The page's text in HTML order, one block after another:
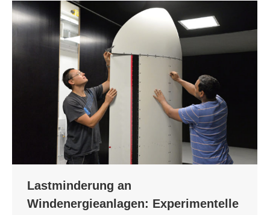
Lastminderung an
Windenergieanlagen: Experimentelle